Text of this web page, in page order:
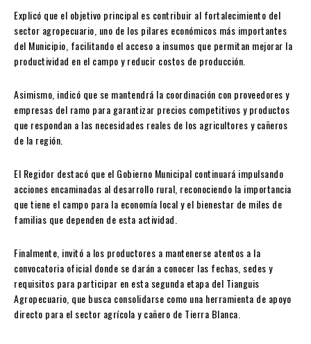
Explicó que el objetivo principal es contribuir al fortalecimiento del
sector agropecuario, uno de los pilares económicos más importantes
del Municipio, facilitando el acceso a insumos que permitan mejorar la
productividad en el campo y reducir costos de producción.
Asimismo, indicó que se mantendrá la coordinación con proveedores y
empresas del ramo para garantizar precios competitivos y productos
que respondan a las necesidades reales de los agricultores y cañeros
de la región.
El Regidor destacó que el Gobierno Municipal continuará impulsando
acciones encaminadas al desarrollo rural, reconociendo la importancia
que tiene el campo para la economía local y el bienestar de miles de
familias que dependen de esta actividad.
Finalmente, invitó a los productores a mantenerse atentos a la
convocatoria oficial donde se darán a conocer las fechas, sedes y
requisitos para participar en esta segunda etapa del Tianguis
Agropecuario, que busca consolidarse como una herramienta de apoyo
directo para el sector agrícola y cañero de Tierra Blanca.